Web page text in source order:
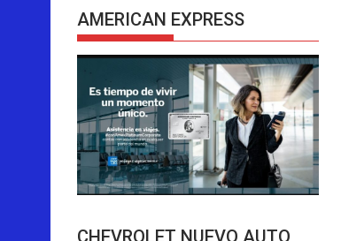
AMERICAN EXPRESS
CHEVROLET NUEVO AUTO